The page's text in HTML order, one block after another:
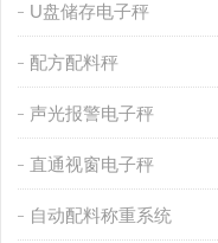
U盘储存电子秤
配方配料秤
声光报警电子秤
直通视窗电子秤
自动配料称重系统